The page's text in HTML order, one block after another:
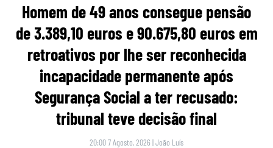
Homem de 49 anos consegue pensão
de 3.389,10 euros e 90.675,80 euros em
retroativos por lhe ser reconhecida
incapacidade permanente após
Segurança Social a ter recusado:
tribunal teve decisão final
20:00 7 Agosto, 2026 |João Luís